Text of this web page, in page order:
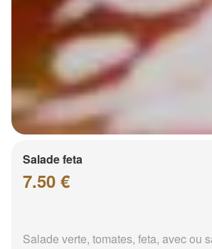
Salade feta
7.50 €
Salade verte, tomates, feta, avec ou